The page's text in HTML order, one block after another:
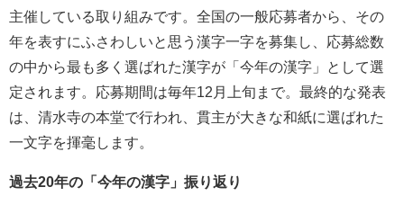
主催している取り組みです。全国の一般応募者から、その
年を表すにふさわしいと思う漢字一字を募集し、応募総数
の中から最も多く選ばれた漢字が「今年の漢字」として選
定されます。応募期間は毎年12月上旬まで。最終的な発表
は、清水寺の本堂で行われ、貫主が大きな和紙に選ばれた
一文字を揮毫します。
過去20年の「今年の漢字」振り返り